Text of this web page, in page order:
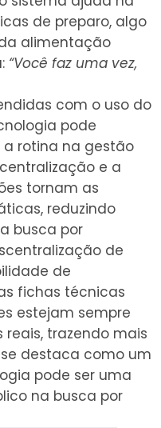
de preparo, algo
alimentação
“Você faz uma vez,
com o uso do
pode
rotina na gestão
e a
tornam as
reduzindo
busca por
de
de
fichas técnicas
estejam sempre
trazendo mais
se destaca como um
pode ser uma
na busca por